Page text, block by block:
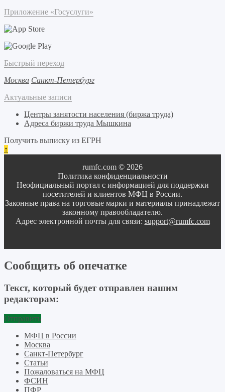
Приложение «Госуслуги»
Быстрый переход
Москва Санкт-Петербург
Актуальные записи
Центры занятости населения (биржа труда)
Адреса биржи труда Мышкина
Получить выписку из ЕГРН
↑
rumfc.com © 2026
Политика конфиденциальности
Неофициальный портал с информацией для поддержки
посетителей и клиентов МФЦ в России.
Законные права на торговые марки и материалы принадлежат
законному правообладателю.
Адрес электронной почты для связи: support@rumfc.com
Сообщить об опечатке
Текст, который будет отправлен нашим
редакторам:
Отправить
МФЦ в России
Москва
Санкт-Петербург
Статьи
Пожаловаться на МФЦ
ФСИН
ПФР